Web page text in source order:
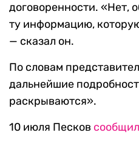
договоренности. «Нет,
ту информацию,
— сказал он.
По словам
дальнейшие
раскрываются».
10 июля Песков сообщил